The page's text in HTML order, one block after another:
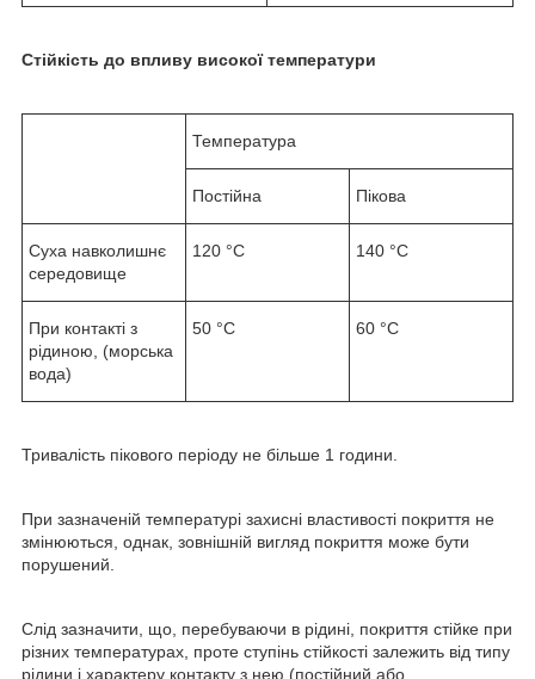
Стійкість до впливу високої температури
Температура
Постійна Пікова
Суха навколишнє
середовище
120 °C 140 °C
При контакті з
рідиною, (морська
вода)
50 °C 60 °C
Тривалість пікового періоду не більше 1 години.
При зазначеній температурі захисні властивості покриття не
змінюються, однак, зовнішній вигляд покриття може бути
порушений.
Слід зазначити, що, перебуваючи в рідині, покриття стійке при
різних температурах, проте ступінь стійкості залежить від типу
рідини і характеру контакту з нею (постійний або